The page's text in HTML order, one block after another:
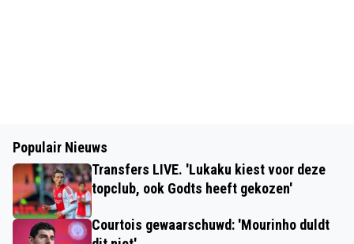
Populair Nieuws
Transfers LIVE. 'Lukaku kiest voor deze
topclub, ook Godts heeft gekozen'
Courtois gewaarschuwd: 'Mourinho duldt